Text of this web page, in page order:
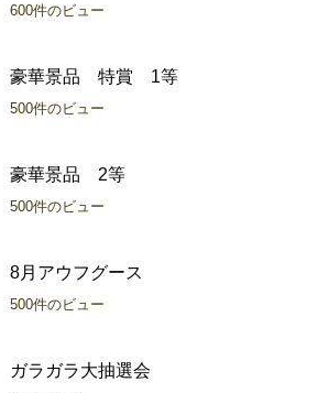
600件のビュー
豪華景品 特賞 1等
500件のビュー
豪華景品 2等
500件のビュー
8月アウフグース
500件のビュー
ガラガラ大抽選会